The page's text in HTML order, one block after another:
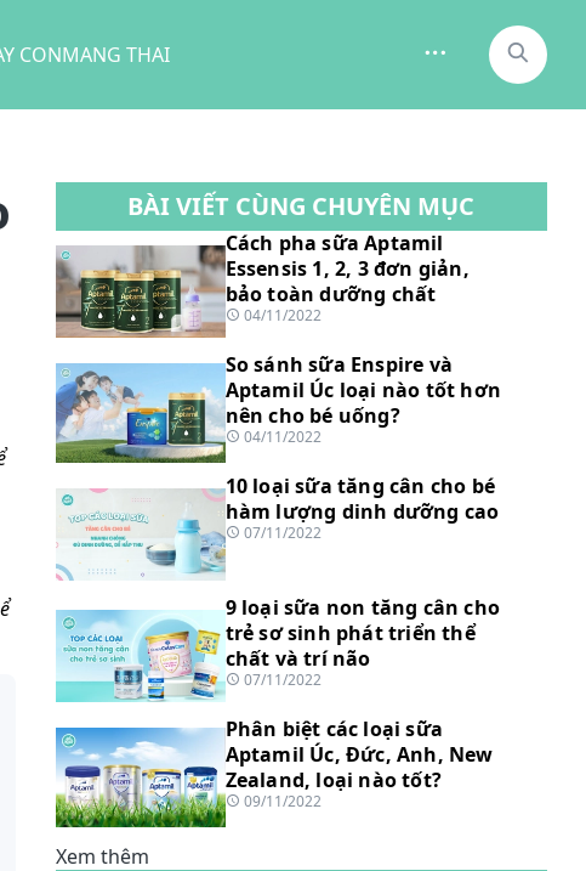
CONMANG THAI
BÀI VIẾT CÙNG CHUYÊN MỤC
Cách pha sữa Aptamil
Essensis 1, 2, 3 đơn giản,
bảo toàn dưỡng chất
04/11/2022
So sánh sữa Enspire và
Aptamil Úc loại nào tốt hơn
nên cho bé uống?
04/11/2022
10 loại sữa tăng cân cho bé
hàm lượng dinh dưỡng cao
07/11/2022
9 loại sữa non tăng cân cho
trẻ sơ sinh phát triển thể
chất và trí não
07/11/2022
Phân biệt các loại sữa
Aptamil Úc, Đức, Anh, New
Zealand, loại nào tốt?
09/11/2022
Xem thêm